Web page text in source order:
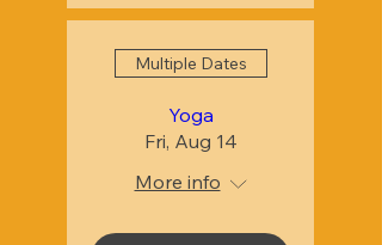
Multiple Dates
Yoga
Fri, Aug 14
More info